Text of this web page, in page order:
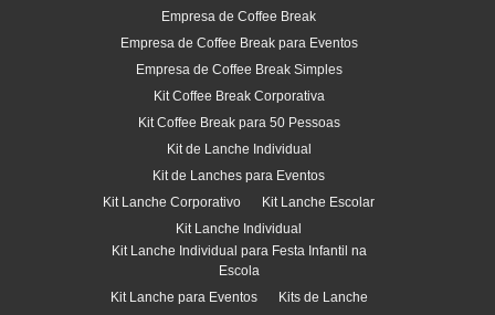
Empresa de Coffee Break
Empresa de Coffee Break para Eventos
Empresa de Coffee Break Simples
Kit Coffee Break Corporativa
Kit Coffee Break para 50 Pessoas
Kit de Lanche Individual
Kit de Lanches para Eventos
Kit Lanche Corporativo
Kit Lanche Escolar
Kit Lanche Individual
Kit Lanche Individual para Festa Infantil na
Escola
Kit Lanche para Eventos
Kits de Lanche